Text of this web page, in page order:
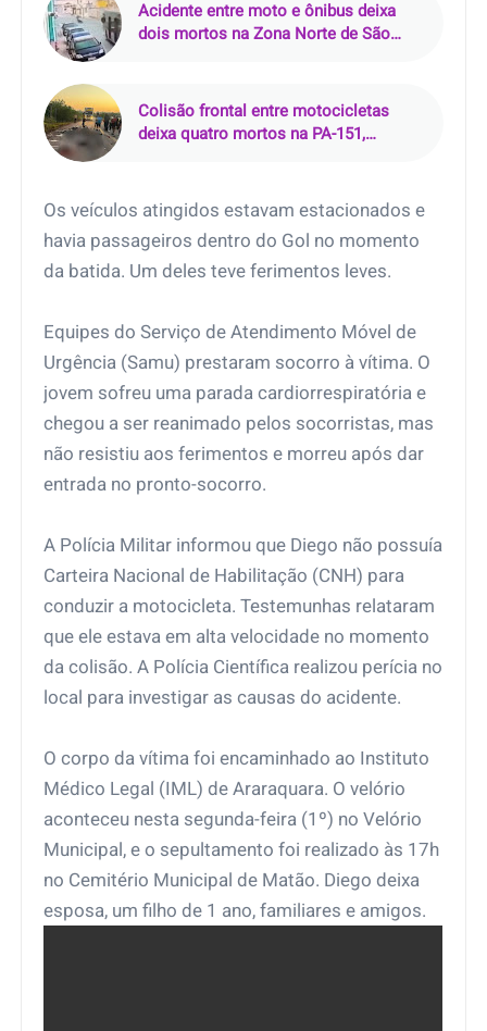
Acidente entre moto e ônibus deixa
dois mortos na Zona Norte de São
Colisão frontal entre motocicletas
deixa quatro mortos na PA-151,
Os veículos atingidos estavam estacionados e
havia passageiros dentro do Gol no momento
da batida. Um deles teve ferimentos leves.
Equipes do Serviço de Atendimento Móvel de
Urgência (Samu) prestaram socorro à vítima. O
jovem sofreu uma parada cardiorrespiratória e
chegou a ser reanimado pelos socorristas, mas
não resistiu aos ferimentos e morreu após dar
entrada no pronto-socorro.
A Polícia Militar informou que Diego não possuía
Carteira Nacional de Habilitação (CNH) para
conduzir a motocicleta. Testemunhas relataram
que ele estava em alta velocidade no momento
da colisão. A Polícia Científica realizou perícia no
local para investigar as causas do acidente.
O corpo da vítima foi encaminhado ao Instituto
Médico Legal (IML) de Araraquara. O velório
aconteceu nesta segunda-feira (1º) no Velório
Municipal, e o sepultamento foi realizado às 17h
no Cemitério Municipal de Matão. Diego deixa
esposa, um filho de 1 ano, familiares e amigos.